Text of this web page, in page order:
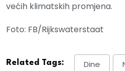
većih klimatskih promjena.
Foto: FB/Rijkswaterstaat
Related Tags: Dine